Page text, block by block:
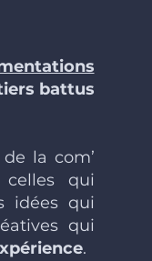
battus
la com’
qui
idées qui
qui
.